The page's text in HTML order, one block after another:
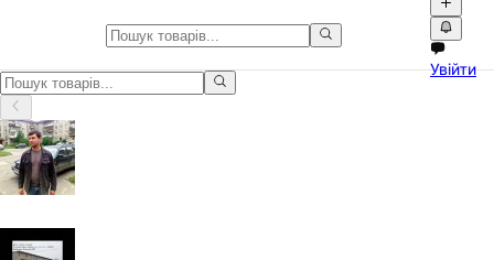
Оголошення у Вінницька
Оголошення у Вінницька область: товари, послуги, відео та
Увійти